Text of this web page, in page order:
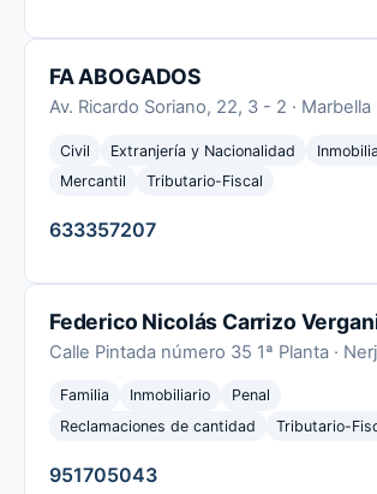
FA ABOGADOS
Av. Ricardo Soriano, 22, 3 - 2 · Marbella
Civil Extranjería y Nacionalidad
Mercantil
Tributario-Fiscal
633357207
Federico Nicolás Carrizo
Calle Pintada número 35 1ª Planta ·
Familia Inmobiliario
Penal
Reclamaciones de cantidad
Tributario-
951705043